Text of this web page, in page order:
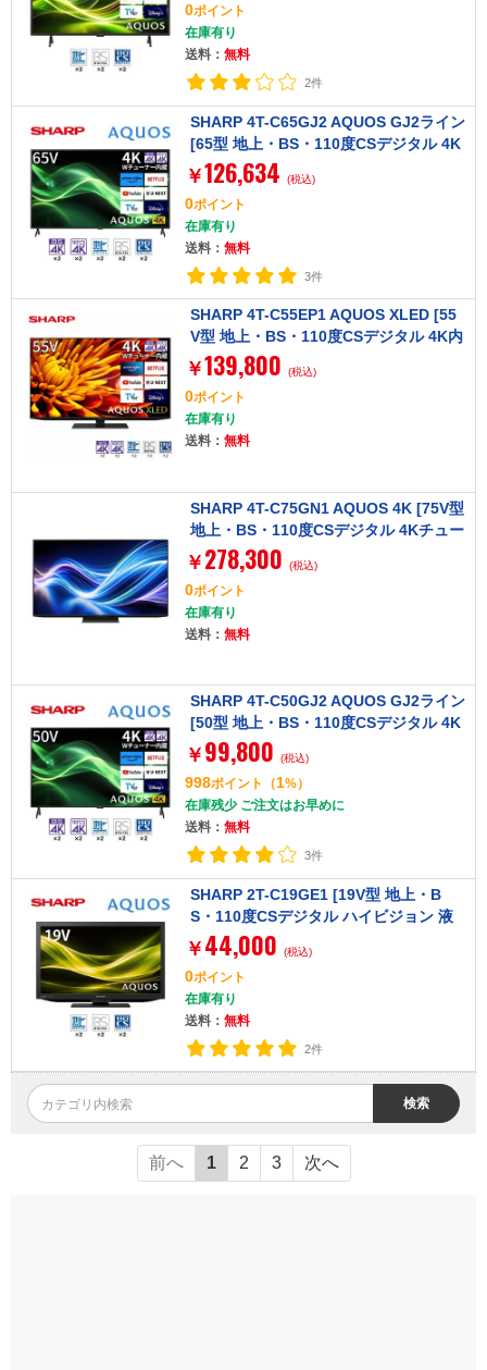
0ポイント
在庫有り
送料： 無料
2件
SHARP 4T-C65GJ2 AQUOS GJ2ライン
[65型 地上・BS・110度CSデジタル 4K
チューナー内蔵 液晶テレビ]
￥126,634 (税込)
0ポイント
在庫有り
送料： 無料
3件
SHARP 4T-C55EP1 AQUOS XLED [55
V型 地上・BS・110度CSデジタル 4K内
蔵 液晶テレビ]
￥139,800 (税込)
0ポイント
在庫有り
送料： 無料
SHARP 4T-C75GN1 AQUOS 4K [75V型
地上・BS・110度CSデジタル 4Kチュー
ナー内蔵 液晶テレビ]
￥ 278,300 (税込)
0ポイント
在庫有り
送料： 無料
SHARP 4T-C50GJ2 AQUOS GJ2ライン
[50型 地上・BS・110度CSデジタル 4K
チューナー内蔵 液晶テレビ]
￥ 99,800 (税込)
998ポイント （1%）
在庫残少 ご注文はお早めに
送料： 無料
3件
SHARP 2T-C19GE1 [19V型 地上・B
S・110度CSデジタル ハイビジョン 液
晶テレビ]
￥ 44,000 (税込)
0ポイント
在庫有り
送料： 無料
2件
検索
前へ 1 2 3 次へ